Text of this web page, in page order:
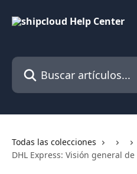
Buscar artículos...
Todas las colecciones
DHL Express: Visión general